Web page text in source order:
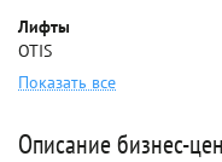
Лифты
OTIS
Показать все
Описание бизнес-